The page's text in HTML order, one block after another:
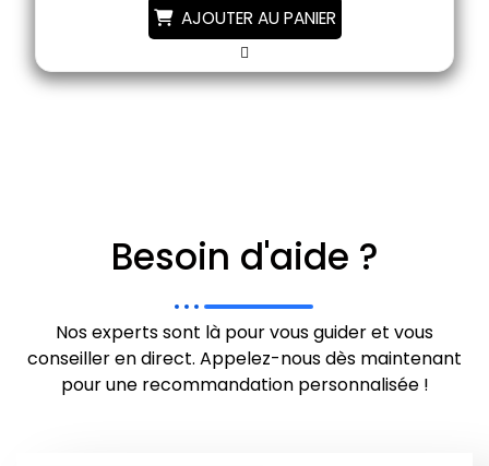
AJOUTER AU PANIER
Besoin d'aide ?
Nos experts sont là pour vous guider et vous
conseiller en direct. Appelez-nous dès maintenant
pour une recommandation personnalisée !